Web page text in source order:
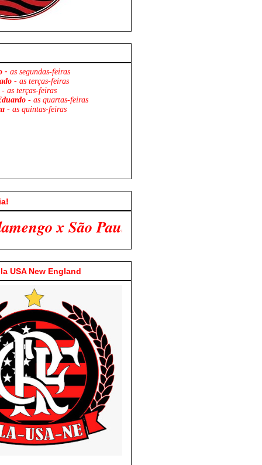
- as segundas-feiras
- as terças-feiras
- as terças-feiras
- as quartas-feiras
- as quintas-feiras
Venha Participar Conosco!
USA New England